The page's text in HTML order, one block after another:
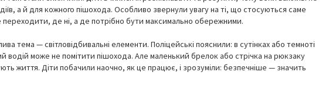
а й для кожного пішохода. Особливо звернули увагу на ті, що стосуються саме
переходити, де ні, а де потрібно бути максимально обережними.
тема — світловідбивальні елементи. Поліцейські пояснили: в сутінках або темноті
водій може не помітити пішохода. Але маленький брелок або стрічка на рюкзаку
життя. Діти побачили наочно, як це працює, і зрозуміли: безпечніше — значить